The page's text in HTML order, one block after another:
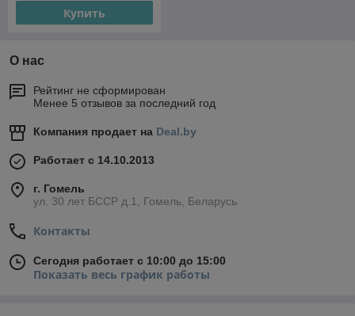
Купить
О нас
Рейтинг не сформирован
Менее 5 отзывов за последний год
Компания продает на Deal.by
Работает с 14.10.2013
г. Гомель
ул. 30 лет БССР д.1, Гомель, Беларусь
Контакты
Сегодня работает с 10:00 до 15:00
Показать весь график работы